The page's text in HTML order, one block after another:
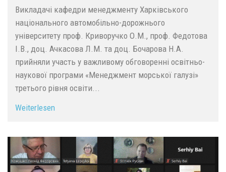
Викладачі кафедри менеджменту Харківського
національного автомобільно-дорожнього
університету проф. Криворучко О.М., проф. Федотова
І.В., доц. Ачкасова Л.М. та доц. Бочарова Н.А.
прийняли участь у важливому обговоренні освітньо-
наукової програми «Менеджмент морської галузі»
третього рівня освіти...
Weiterlesen